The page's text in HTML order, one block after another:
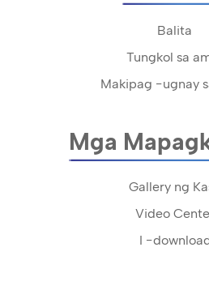
Balita
Tungkol sa
Makipag -ugnay
Mga
Gallery ng
Video
I -